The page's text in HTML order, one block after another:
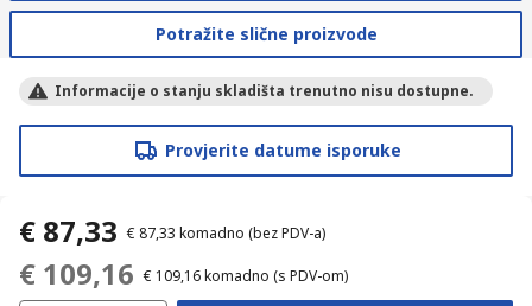
Potražite slične proizvode
Informacije o stanju skladišta trenutno nisu dostupne.
Provjerite datume isporuke
€ 87,33 € 87,33 komadno (bez PDV-a)
€ 109,16 € 109,16komadno (s PDV-om)